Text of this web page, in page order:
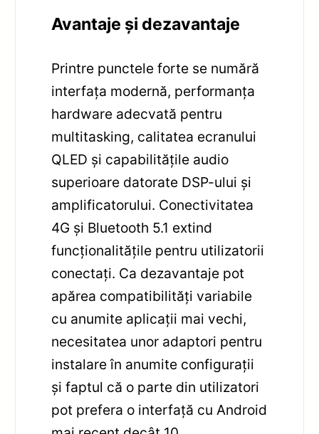
Avantaje și dezavantaje
Printre punctele forte se numără
interfața modernă, performanța
hardware adecvată pentru
multitasking, calitatea ecranului
QLED și capabilitățile audio
superioare datorate DSP-ului și
amplificatorului. Conectivitatea
4G și Bluetooth 5.1 extind
funcționalitățile pentru utilizatorii
conectați. Ca dezavantaje pot
apărea compatibilități variabile
cu anumite aplicații mai vechi,
necesitatea unor adaptori pentru
instalare în anumite configurații
și faptul că o parte din utilizatori
pot prefera o interfață cu Android